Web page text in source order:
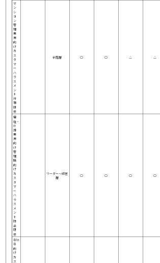
マ
ン
シ
ョ
ン
管
理
業
界
向
け
カ
ス
タ
マ
ー
ハ
ラ
ス
メ
ン
ト
対
策
研
修
全階層 ○ ○ △ △
福
祉・
介
護
業
界
向
け
管
理
職
向
け
カ
ス
タ
マ
ー
ハ
ラ
ス
メ
ン
ト
防
止
研
修
リーダー～経営
層
○ ○ ○ ○
Ｂto
Ｂ
向
け
カ
ス